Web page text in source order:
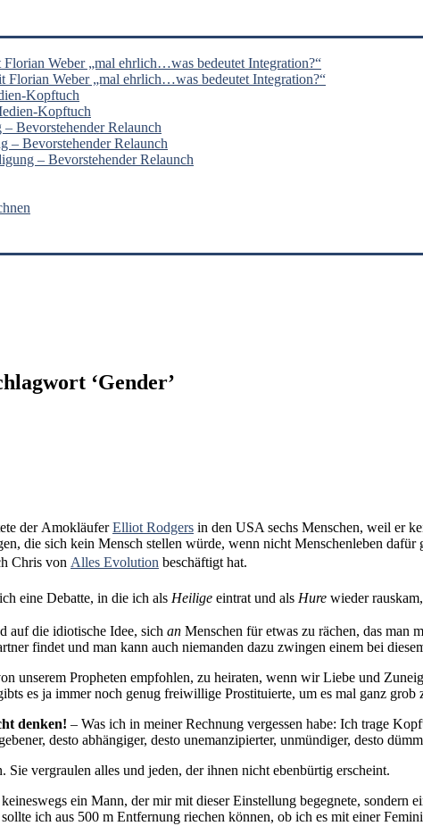
Weber „mal ehrlich…was bedeutet Integration?“
Florian Weber „mal ehrlich…was bedeutet Integration?“
Kopftuch
Kopftuch
Bevorstehender Relaunch
– Bevorstehender Relaunch
– Bevorstehender Relaunch
‘Gender’
der AmokläuferElliot Rodgers in den USA sechs Menschen, weil er
die sich kein Mensch stellen würde, wenn nicht Menschenleben
Chris von Alles Evolution beschäftigt hat.
eine Debatte, in die ich als Heilige eintrat und als Hure wieder
auf die idiotische Idee, sich an Menschen für etwas zu rächen, das man
findet und man kann auch niemanden dazu zwingen einem bei
unserem Propheten empfohlen, zu heiraten, wenn wir Liebe und
es ja immer noch genug freiwillige Prostituierte, um es mal ganz grob
denken! – Was ich in meiner Rechnung vergessen habe: Ich trage
desto abhängiger, desto unemanzipierter, unmündiger, desto
Sie vergraulen alles und jeden, der ihnen nicht ebenbürtig erscheint.
ein Mann, der mir mit dieser Einstellung begegnete, sondern
ich aus 500 m Entfernung riechen können, ob ich es mit einer